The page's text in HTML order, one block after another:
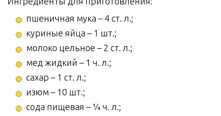
пшеничная мука – 4 ст. л.;
куриные яйца – 1 шт.;
молоко цельное – 2 ст. л.;
мед жидкий – 1 ч. л.;
сахар – 1 ст. л.;
изюм – 10 шт.;
сода пищевая – ¼ ч. л.;